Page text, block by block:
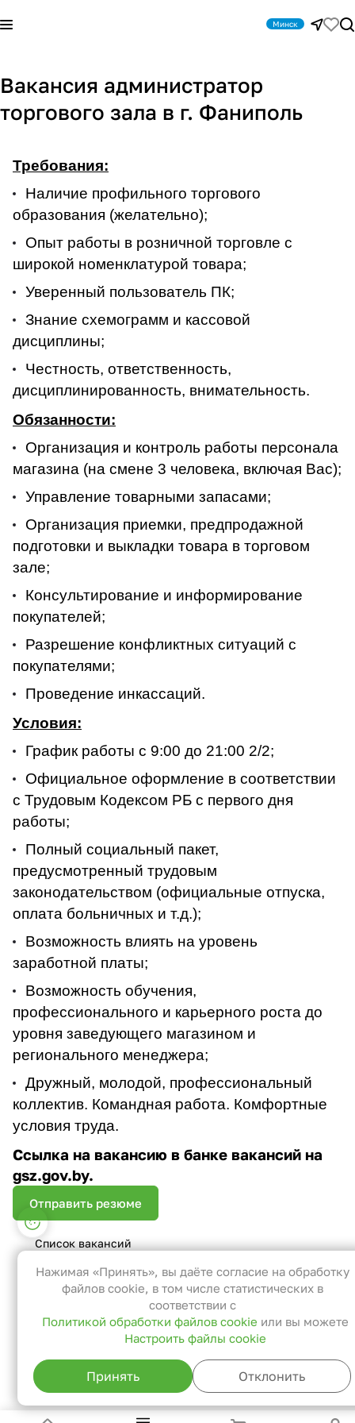
Минск
Вакансия администратор
торгового зала в г. Фаниполь
Требования:
Наличие профильного торгового
образования (желательно);
Опыт работы в розничной торговле с
широкой номенклатурой товара;
Уверенный пользователь ПК;
Знание схемограмм и кассовой
дисциплины;
Честность, ответственность,
дисциплинированность, внимательность.
Обязанности:
Организация и контроль работы персонала
магазина (на смене 3 человека, включая Вас);
Управление товарными запасами;
Организация приемки, предпродажной
подготовки и выкладки товара в торговом
зале;
Консультирование и информирование
покупателей;
Разрешение конфликтных ситуаций с
покупателями;
Проведение инкассаций.
Условия:
График работы с 9:00 до 21:00 2/2;
Официальное оформление в соответствии
с Трудовым Кодексом РБ с первого дня
работы;
Полный социальный пакет,
предусмотренный трудовым
законодательством (официальные отпуска,
оплата больничных и т.д.);
Возможность влиять на уровень
заработной платы;
Возможность обучения,
профессионального и карьерного роста до
уровня заведующего магазином и
регионального менеджера;
Дружный, молодой, профессиональный
коллектив. Командная работа. Комфортные
условия труда.
Ссылка на вакансию в банке вакансий на
gsz.gov.by.
Отправить резюме
Список вакансий
Настройки файлов cookie
Функциональные
Эти файлы необходимы для
функционирования сайта и не могут
быть отключены в наших системах. Вы
можете настроить браузер так, чтобы
он блокировал их или уведомлял вас об
их использовании, но в таком случае
возможно, что некоторые разделы
Нажимая «Принять», вы даёте согласие на обработку
файлов cookie, в том числе статистических в
соответствии с
Политикой обработки файлов cookie или вы можете
Настроить файлы cookie
Принять Отклонить